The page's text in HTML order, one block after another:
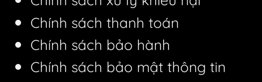
Chính sách thanh toán
Chính sách bảo hành
Chính sách bảo mật thông tin